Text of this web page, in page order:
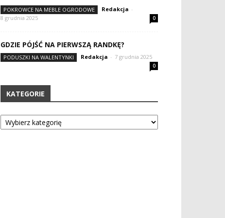
POKROWCE NA MEBLE OGRODOWE Redakcja -
8 grudnia 2025
0
GDZIE PÓJŚĆ NA PIERWSZĄ RANDKĘ?
PODUSZKI NA WALENTYNKI Redakcja - 7 grudnia 2025
0
KATEGORIE
Kategorie